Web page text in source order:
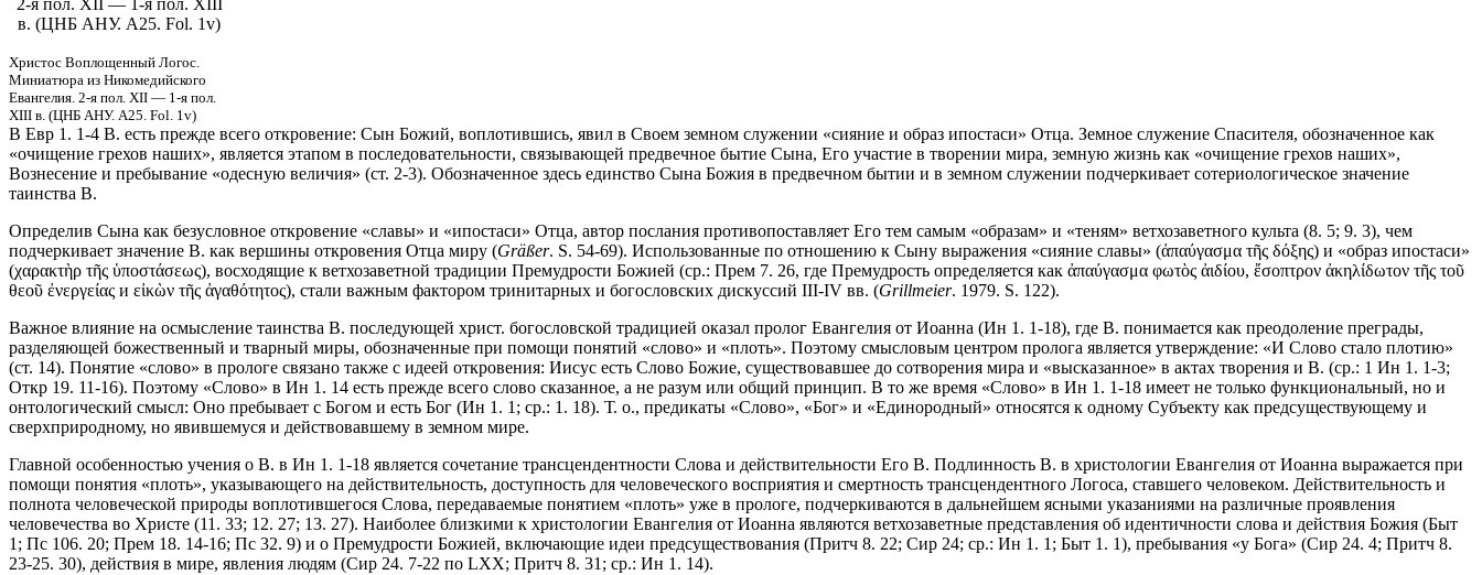
2-я пол. XII — 1-я пол. XIII
в. (ЦНБ АНУ. А25. Fol. 1v)
Христос Воплощенный Логос.
Миниатюра из Никомедийского
Евангелия. 2-я пол. XII — 1-я пол.
XIII в. (ЦНБ АНУ. А25. Fol. 1v)
В Евр 1. 1-4 В. есть прежде всего откровение: Сын Божий, воплотившись, явил в Своем земном служении «сияние и образ ипостаси» Отца. Земное служение Спасителя, обозначенное как
«очищение грехов наших», является этапом в последовательности, связывающей предвечное бытие Сына, Его участие в творении мира, земную жизнь как «очищение грехов наших»,
Вознесение и пребывание «одесную величия» (ст. 2-3). Обозначенное здесь единство Сына Божия в предвечном бытии и в земном служении подчеркивает сотериологическое значение
таинства В.
Определив Сына как безусловное откровение «славы» и «ипостаси» Отца, автор послания противопоставляет Его тем самым «образам» и «теням» ветхозаветного культа (8. 5; 9. 3), чем
подчеркивает значение В. как вершины откровения Отца миру (Gräßer. S. 54-69). Использованные по отношению к Сыну выражения «сияние славы» (ἀπαύγασμα τῆς δόξης) и «образ ипостаси»
(χαρακτὴρ τῆς ὑποστάσεως), восходящие к ветхозаветной традиции Премудрости Божией (ср.: Прем 7. 26, где Премудрость определяется как ἀπαύγασμα φωτὸς ἀιδίου, ἔσοπτρον ἀκηλίδωτον τῆς τοῦ
θεοῦ ἐνεργείας и εἰκὼν τῆς ἀγαθότητος), стали важным фактором тринитарных и богословских дискуссий III-IV вв. (Grillmeier. 1979. S. 122).
Важное влияние на осмысление таинства В. последующей христ. богословской традицией оказал пролог Евангелия от Иоанна (Ин 1. 1-18), где В. понимается как преодоление преграды,
разделяющей божественный и тварный миры, обозначенные при помощи понятий «слово» и «плоть». Поэтому смысловым центром пролога является утверждение: «И Слово стало плотию»
(ст. 14). Понятие «слово» в прологе связано также с идеей откровения: Иисус есть Слово Божие, существовавшее до сотворения мира и «высказанное» в актах творения и В. (ср.: 1 Ин 1. 1-3;
Откр 19. 11-16). Поэтому «Слово» в Ин 1. 14 есть прежде всего слово сказанное, а не разум или общий принцип. В то же время «Слово» в Ин 1. 1-18 имеет не только функциональный, но и
онтологический смысл: Оно пребывает с Богом и есть Бог (Ин 1. 1; ср.: 1. 18). Т. о., предикаты «Слово», «Бог» и «Единородный» относятся к одному Субъекту как предсуществующему и
сверхприродному, но явившемуся и действовавшему в земном мире.
Главной особенностью учения о В. в Ин 1. 1-18 является сочетание трансцендентности Слова и действительности Его В. Подлинность В. в христологии Евангелия от Иоанна выражается при
помощи понятия «плоть», указывающего на действительность, доступность для человеческого восприятия и смертность трансцендентного Логоса, ставшего человеком. Действительность и
полнота человеческой природы воплотившегося Слова, передаваемые понятием «плоть» уже в прологе, подчеркиваются в дальнейшем ясными указаниями на различные проявления
человечества во Христе (11. 33; 12. 27; 13. 27). Наиболее близкими к христологии Евангелия от Иоанна являются ветхозаветные представления об идентичности слова и действия Божия (Быт
1; Пс 106. 20; Прем 18. 14-16; Пс 32. 9) и о Премудрости Божией, включающие идеи предсуществования (Притч 8. 22; Сир 24; ср.: Ин 1. 1; Быт 1. 1), пребывания «у Бога» (Сир 24. 4; Притч 8.
23-25. 30), действия в мире, явления людям (Сир 24. 7-22 по LXX; Притч 8. 31; ср.: Ин 1. 14).